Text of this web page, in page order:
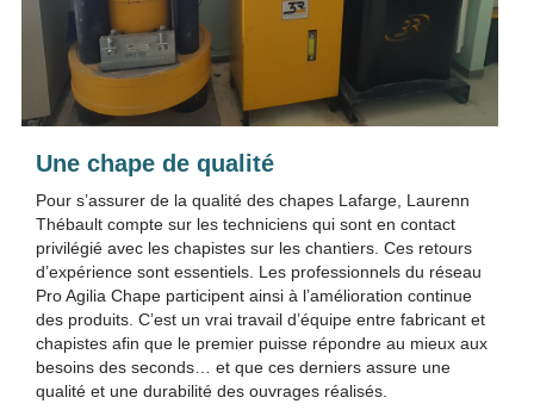
Une chape de qualité
Pour s’assurer de la qualité des chapes Lafarge, Laurenn
Thébault compte sur les techniciens qui sont en contact
privilégié avec les chapistes sur les chantiers. Ces retours
d’expérience sont essentiels. Les professionnels du réseau
Pro Agilia Chape participent ainsi à l’amélioration continue
des produits. C’est un vrai travail d’équipe entre fabricant et
chapistes afin que le premier puisse répondre au mieux aux
besoins des seconds… et que ces derniers assure une
qualité et une durabilité des ouvrages réalisés.